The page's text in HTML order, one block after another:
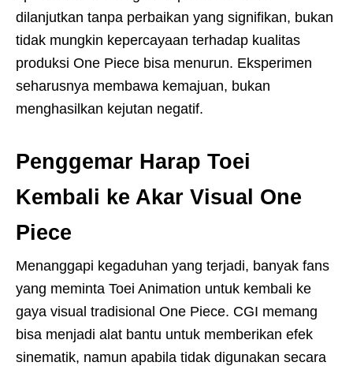
dilanjutkan tanpa perbaikan yang signifikan, bukan
tidak mungkin kepercayaan terhadap kualitas
produksi One Piece bisa menurun. Eksperimen
seharusnya membawa kemajuan, bukan
menghasilkan kejutan negatif.
Penggemar Harap Toei
Kembali ke Akar Visual One
Piece
Menanggapi kegaduhan yang terjadi, banyak fans
yang meminta Toei Animation untuk kembali ke
gaya visual tradisional One Piece. CGI memang
bisa menjadi alat bantu untuk memberikan efek
sinematik, namun apabila tidak digunakan secara